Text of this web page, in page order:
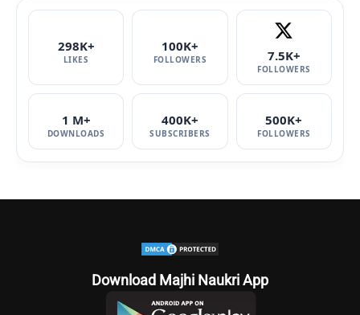
298K+
LIKES
100K+
FOLLOWERS 7.5K+
FOLLOWERS
1 M+
DOWNLOADS
400K+
SUBSCRIBERS
500K+
FOLLOWERS
Download Majhi Naukri App